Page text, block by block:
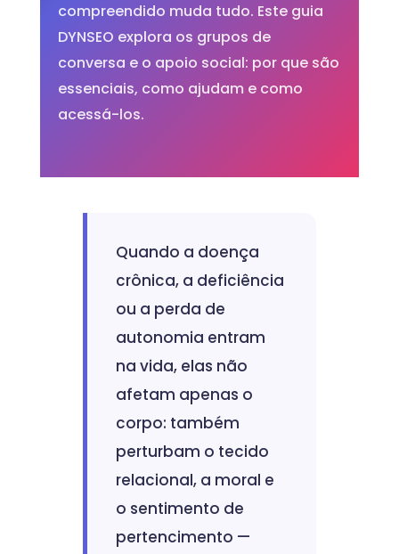
compreendido muda tudo. Este guia
DYNSEO explora os grupos de
conversa e o apoio social: por que são
essenciais, como ajudam e como
acessá-los.
Quando a doença
crônica, a deficiência
ou a perda de
autonomia entram
na vida, elas não
afetam apenas o
corpo: também
perturbam o tecido
relacional, a moral e
o sentimento de
pertencimento —